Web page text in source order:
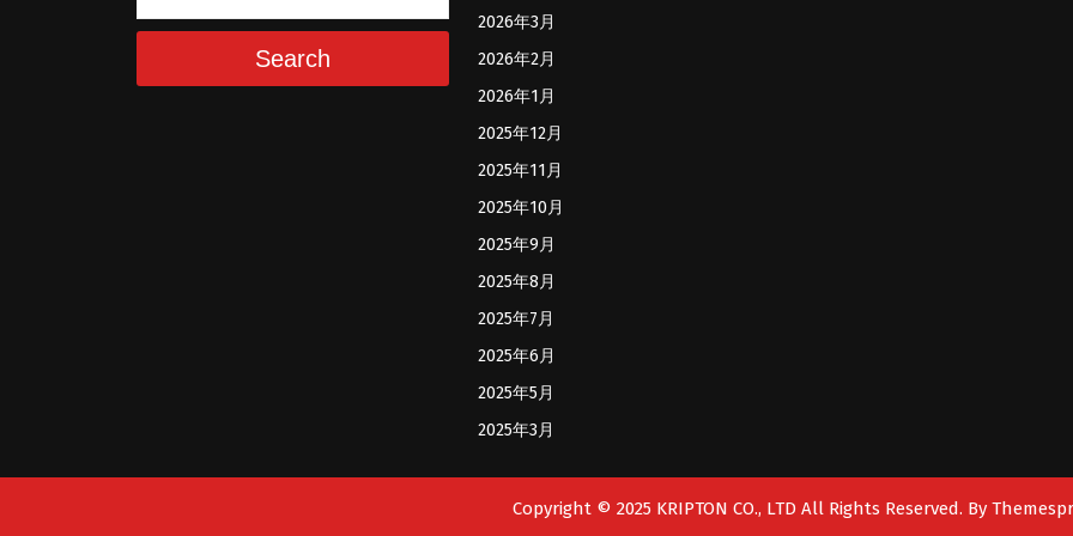
Search
2026年3月
2026年2月
2026年1月
2025年12月
2025年11月
2025年10月
2025年9月
2025年8月
2025年7月
2025年6月
2025年5月
2025年3月
Copyright © 2025 KRIPTON CO., LTD All Rights Reserved. By